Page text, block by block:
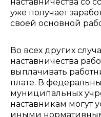
уже получает
своей основной
Во всех других
наставничества
выплачивать
плате. В
муниципальных
наставникам могут
иными